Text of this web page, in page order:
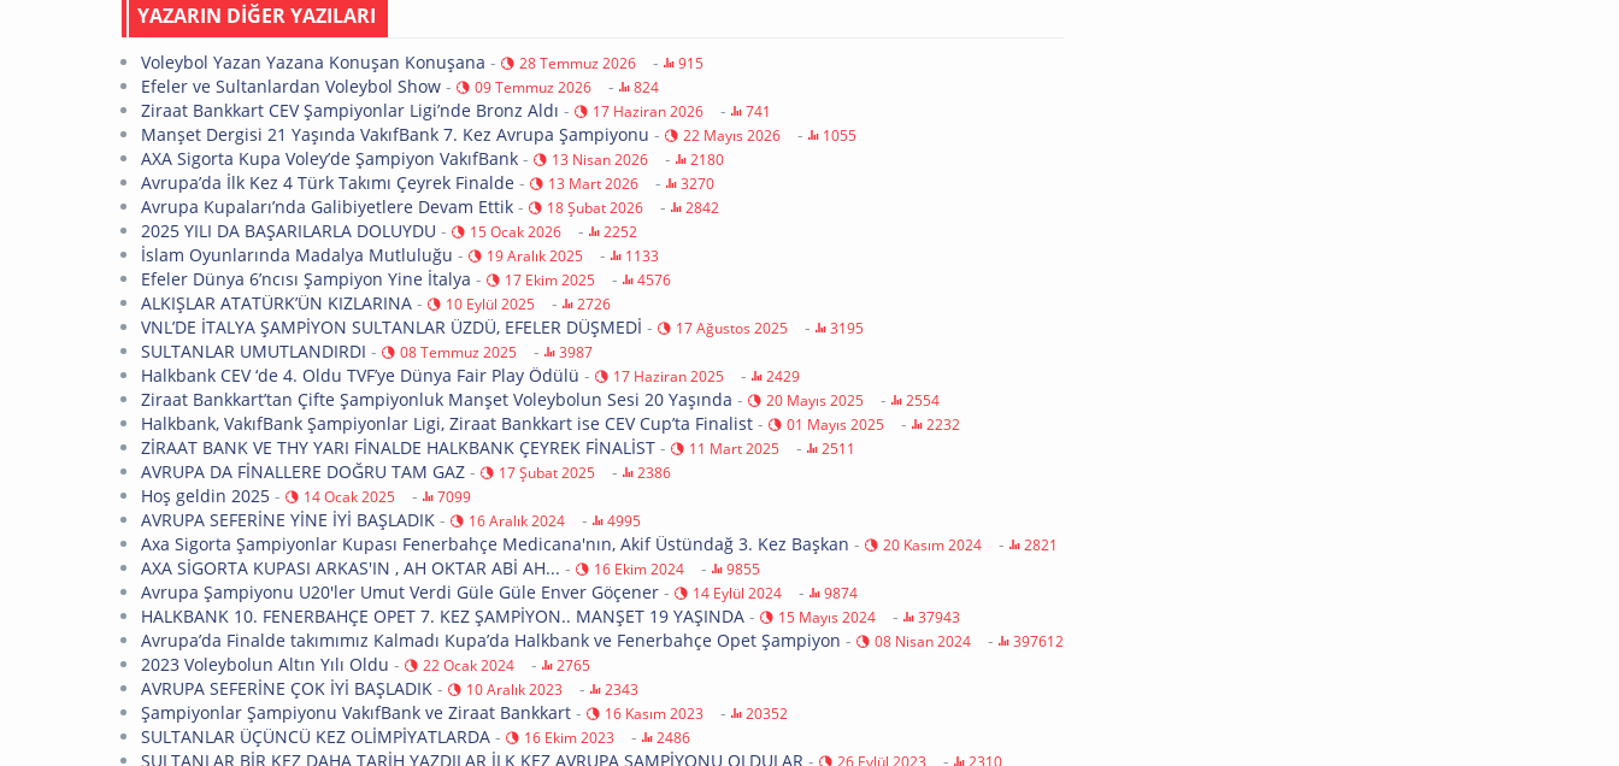
YAZARIN DİĞER YAZILARI
Voleybol Yazan Yazana Konuşan Konuşana - 28 Temmuz 2026 - 915
Efeler ve Sultanlardan Voleybol Show - 09 Temmuz 2026 - 824
Ziraat Bankkart CEV Şampiyonlar Ligi’nde Bronz Aldı - 17 Haziran 2026 - 741
Manşet Dergisi 21 Yaşında VakıfBank 7. Kez Avrupa Şampiyonu - 22 Mayıs 2026 - 1055
AXA Sigorta Kupa Voley’de Şampiyon VakıfBank - 13 Nisan 2026 - 2180
Avrupa’da İlk Kez 4 Türk Takımı Çeyrek Finalde - 13 Mart 2026 - 3270
Avrupa Kupaları’nda Galibiyetlere Devam Ettik - 18 Şubat 2026 - 2842
2025 YILI DA BAŞARILARLA DOLUYDU - 15 Ocak 2026 - 2252
İslam Oyunlarında Madalya Mutluluğu - 19 Aralık 2025 - 1133
Efeler Dünya 6’ncısı Şampiyon Yine İtalya - 17 Ekim 2025 - 4576
ALKIŞLAR ATATÜRK’ÜN KIZLARINA - 10 Eylül 2025 - 2726
VNL’DE İTALYA ŞAMPİYON SULTANLAR ÜZDÜ, EFELER DÜŞMEDİ - 17 Ağustos 2025 - 3195
SULTANLAR UMUTLANDIRDI - 08 Temmuz 2025 - 3987
Halkbank CEV ‘de 4. Oldu TVF’ye Dünya Fair Play Ödülü - 17 Haziran 2025 - 2429
Ziraat Bankkart’tan Çifte Şampiyonluk Manşet Voleybolun Sesi 20 Yaşında - 20 Mayıs 2025 - 2554
Halkbank, VakıfBank Şampiyonlar Ligi, Ziraat Bankkart ise CEV Cup’ta Finalist - 01 Mayıs 2025 - 2232
ZİRAAT BANK VE THY YARI FİNALDE HALKBANK ÇEYREK FİNALİST - 11 Mart 2025 - 2511
AVRUPA DA FİNALLERE DOĞRU TAM GAZ - 17 Şubat 2025 - 2386
Hoş geldin 2025 - 14 Ocak 2025 - 7099
AVRUPA SEFERİNE YİNE İYİ BAŞLADIK - 16 Aralık 2024 - 4995
Axa Sigorta Şampiyonlar Kupası Fenerbahçe Medicana'nın, Akif Üstündağ 3. Kez Başkan - 20 Kasım 2024 - 2821
AXA SİGORTA KUPASI ARKAS'IN , AH OKTAR ABİ AH... - 16 Ekim 2024 - 9855
Avrupa Şampiyonu U20'ler Umut Verdi Güle Güle Enver Göçener - 14 Eylül 2024 - 9874
HALKBANK 10. FENERBAHÇE OPET 7. KEZ ŞAMPİYON.. MANŞET 19 YAŞINDA - 15 Mayıs 2024 - 37943
Avrupa’da Finalde takımımız Kalmadı Kupa’da Halkbank ve Fenerbahçe Opet Şampiyon - 08 Nisan 2024 - 397612
2023 Voleybolun Altın Yılı Oldu - 22 Ocak 2024 - 2765
AVRUPA SEFERİNE ÇOK İYİ BAŞLADIK - 10 Aralık 2023 - 2343
Şampiyonlar Şampiyonu VakıfBank ve Ziraat Bankkart - 16 Kasım 2023 - 20352
SULTANLAR ÜÇÜNCÜ KEZ OLİMPİYATLARDA - 16 Ekim 2023 - 2486
SULTANLAR BİR KEZ DAHA TARİH YAZDILAR İLK KEZ AVRUPA ŞAMPİYONU OLDULAR - 26 Eylül 2023 - 2310